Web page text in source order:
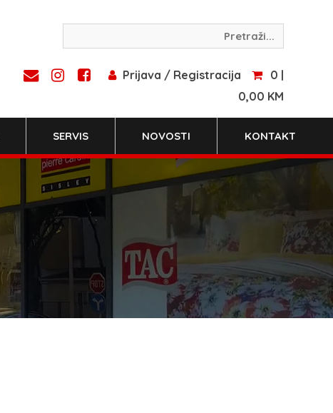
Prijava / Registracija
0 |
0,00 KM
SERVIS NOVOSTI KONTAKT